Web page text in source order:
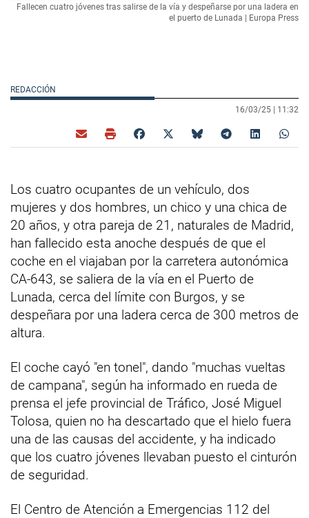
Fallecen cuatro jóvenes tras salirse de la vía y despeñarse por una ladera en
el puerto de Lunada | Europa Press
REDACCIÓN
16/03/25 | 11:32
Los cuatro ocupantes de un vehículo, dos
mujeres y dos hombres, un chico y una chica de
20 años, y otra pareja de 21, naturales de Madrid,
han fallecido esta anoche después de que el
coche en el viajaban por la carretera autonómica
CA-643, se saliera de la vía en el Puerto de
Lunada, cerca del límite con Burgos, y se
despeñara por una ladera cerca de 300 metros de
altura.
El coche cayó "en tonel", dando "muchas vueltas
de campana", según ha informado en rueda de
prensa el jefe provincial de Tráfico, José Miguel
Tolosa, quien no ha descartado que el hielo fuera
una de las causas del accidente, y ha indicado
que los cuatro jóvenes llevaban puesto el cinturón
de seguridad.
El Centro de Atención a Emergencias 112 del